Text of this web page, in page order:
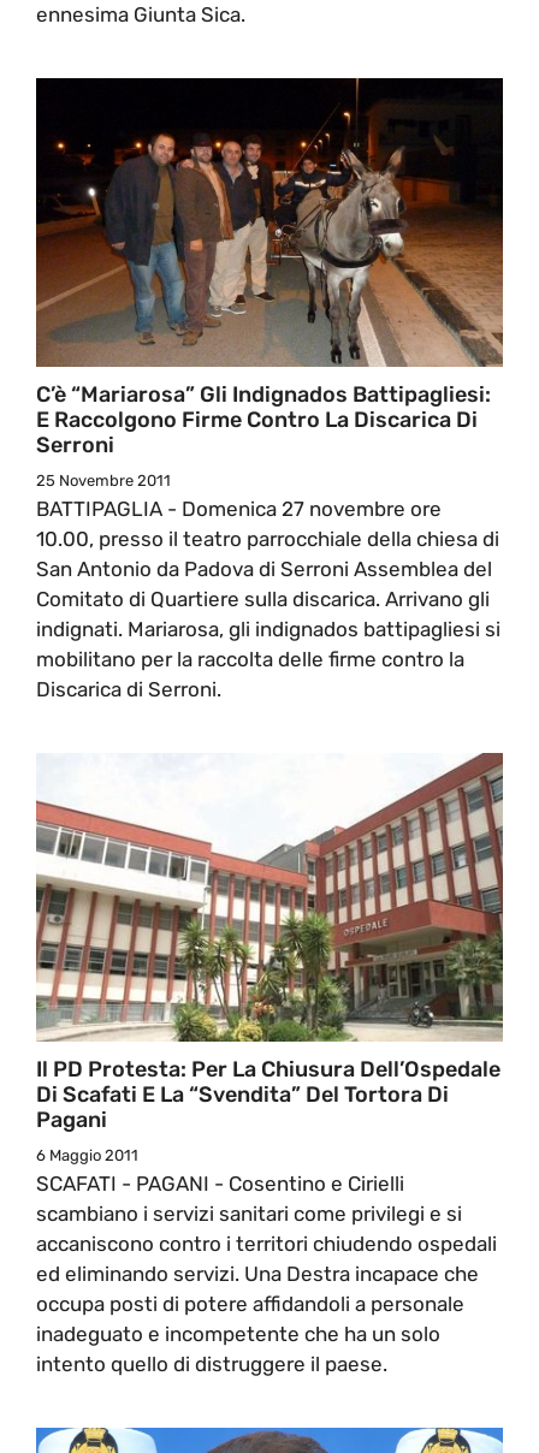
ennesima Giunta Sica.
C’è “Mariarosa” Gli Indignados Battipagliesi:
E Raccolgono Firme Contro La Discarica Di
Serroni
25 Novembre 2011
BATTIPAGLIA - Domenica 27 novembre ore
10.00, presso il teatro parrocchiale della chiesa di
San Antonio da Padova di Serroni Assemblea del
Comitato di Quartiere sulla discarica. Arrivano gli
indignati. Mariarosa, gli indignados battipagliesi si
mobilitano per la raccolta delle firme contro la
Discarica di Serroni.
Il PD Protesta: Per La Chiusura Dell’Ospedale
Di Scafati E La “svendita” Del Tortora Di
Pagani
6 Maggio 2011
SCAFATI - PAGANI - Cosentino e Cirielli
scambiano i servizi sanitari come privilegi e si
accaniscono contro i territori chiudendo ospedali
ed eliminando servizi. Una Destra incapace che
occupa posti di potere affidandoli a personale
inadeguato e incompetente che ha un solo
intento quello di distruggere il paese.